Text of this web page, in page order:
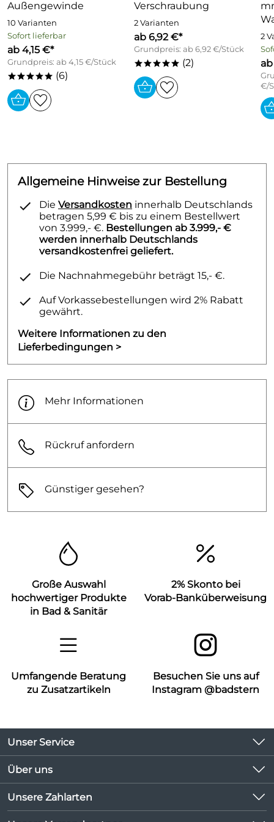
Außengewinde
10 Varianten
Sofort lieferbar
ab 4,15 €*
Grundpreis: ab 4,15 €/Stück
***** (6)
Verschraubung
2 Varianten
ab 6,92 €*
Grundpreis: ab 6,92 €/Stück
***** (2)
2
€/
Allgemeine Hinweise zur Bestellung
Die Versandkosten innerhalb Deutschlands
betragen 5,99 € bis zu einem Bestellwert
von 3.999,- €. Bestellungen ab 3.999,- €
werden innerhalb Deutschlands
versandkostenfrei geliefert.
Die Nachnahmegebühr beträgt 15,- €.
Auf Vorkassebestellungen wird 2% Rabatt
gewährt.
Weitere Informationen zu den
Lieferbedingungen >
Mehr Informationen
Rückruf anfordern
Günstiger gesehen?
Große Auswahl
hochwertiger Produkte
in Bad & Sanitär
2% Skonto bei
Vorab-Banküberweisung
Umfangende Beratung
zu Zusatzartikeln
Besuchen Sie uns auf
Instagram @badstern
Unser Service
Kontakt
Kundeninformationen
Newsletter
Über uns
Unsere Bestseller
Marken
Unsere Zahlarten